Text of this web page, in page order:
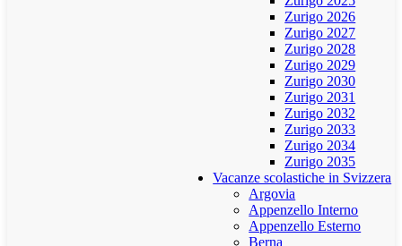
Zurigo 2026
Zurigo 2027
Zurigo 2028
Zurigo 2029
Zurigo 2030
Zurigo 2031
Zurigo 2032
Zurigo 2033
Zurigo 2034
Zurigo 2035
Vacanze scolastiche in Svizzera
Argovia
Appenzello Interno
Appenzello Esterno
Berna